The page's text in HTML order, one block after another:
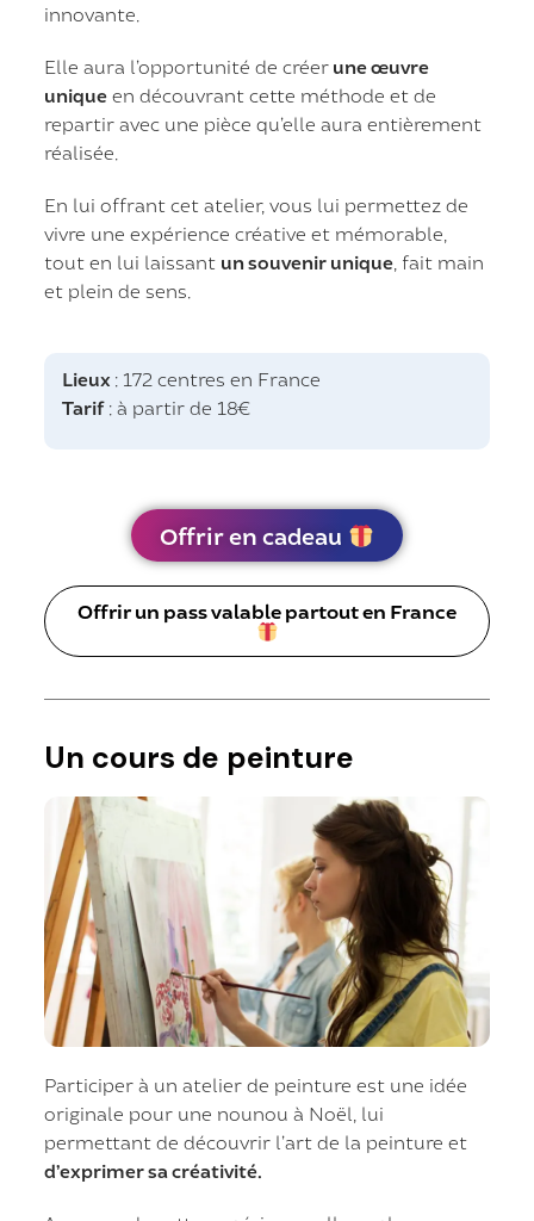
innovante.
Elle aura l’opportunité de créer une œuvre
unique en découvrant cette méthode et de
repartir avec une pièce qu’elle aura entièrement
réalisée.
En lui offrant cet atelier, vous lui permettez de
vivre une expérience créative et mémorable,
tout en lui laissant un souvenir unique , fait main
et plein de sens.
Lieux : 172 centres en France
Tarif: à partir de 18€
Offrir en cadeau
Offrir un pass valable partout en France
Un cours de peinture
Participer à un atelier de peinture est une idée
originale pour une nounou à Noël, lui
permettant de découvrir l’art de la peinture et
d’exprimer sa créativité.